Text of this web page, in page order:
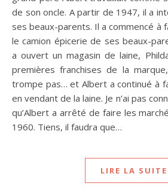
de son oncle. A partir de 1947, il a
ses beaux-parents. Il a commencé à
le camion épicerie de ses beaux-
a ouvert un magasin de laine,
premières franchises de la
trompe pas… et Albert a continué à
en vendant de la laine. Je n’ai pas
qu’Albert a arrêté de faire les
1960. Tiens, il faudra que…
LIRE LA SUITE